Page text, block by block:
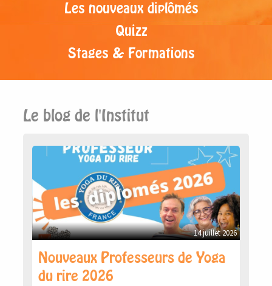
Les nouveaux diplômés
Quizz
Stages & Formations
Le blog de l'Institut
14 juillet 2026
Nouveaux Professeurs de Yoga
du rire 2026